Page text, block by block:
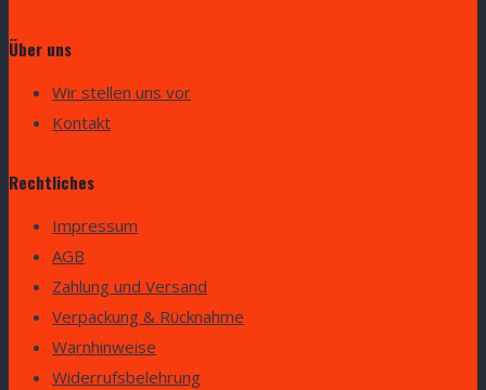
Über uns
Wir stellen uns vor
Kontakt
Rechtliches
Impressum
AGB
Zahlung und Versand
Verpackung & Rücknahme
Warnhinweise
Widerrufsbelehrung